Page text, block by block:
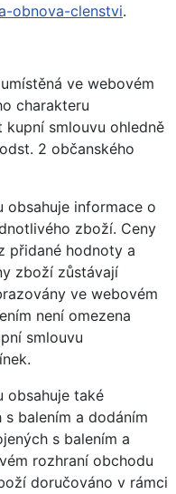
obnova-clenstvi.
ve webovém
charakteru
smlouvu ohledně
2 občanského
informace o
zboží. Ceny
přidané hodnoty a
zboží zůstávají
ve webovém
není omezena
smlouvu
také
balením a dodáním
s balením a
rozhraní obchodu
doručováno v rámci